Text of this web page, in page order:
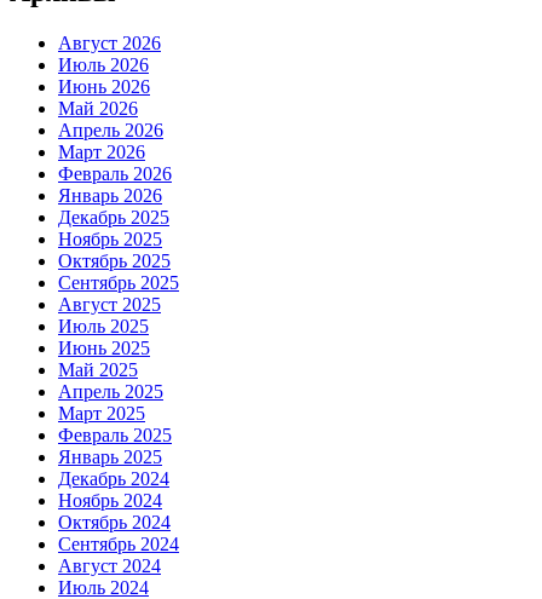
Август 2026
Июль 2026
Июнь 2026
Май 2026
Апрель 2026
Март 2026
Февраль 2026
Январь 2026
Декабрь 2025
Ноябрь 2025
Октябрь 2025
Сентябрь 2025
Август 2025
Июль 2025
Июнь 2025
Май 2025
Апрель 2025
Март 2025
Февраль 2025
Январь 2025
Декабрь 2024
Ноябрь 2024
Октябрь 2024
Сентябрь 2024
Август 2024
Июль 2024